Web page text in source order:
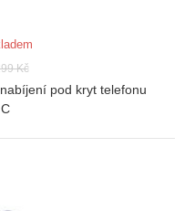
Kč
pod kryt telefonu